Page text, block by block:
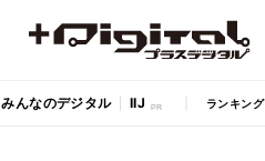
みんなのデジタル IIJ ランキング